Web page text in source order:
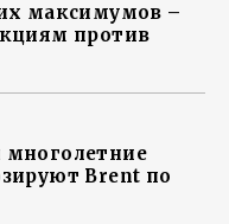
максимумов –
против
Brent по